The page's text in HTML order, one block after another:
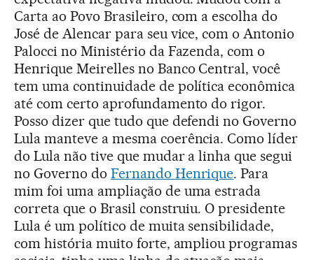
Carta ao Povo Brasileiro, com a escolha do
José de Alencar para seu vice, com o Antonio
Palocci no Ministério da Fazenda, com o
Henrique Meirelles no Banco Central, você
tem uma continuidade de política econômica
até com certo aprofundamento do rigor.
Posso dizer que tudo que defendi no Governo
Lula manteve a mesma coerência. Como líder
do Lula não tive que mudar a linha que segui
no Governo do Fernando Henrique. Para
mim foi uma ampliação de uma estrada
correta que o Brasil construiu. O presidente
Lula é um político de muita sensibilidade,
com história muito forte, ampliou programas